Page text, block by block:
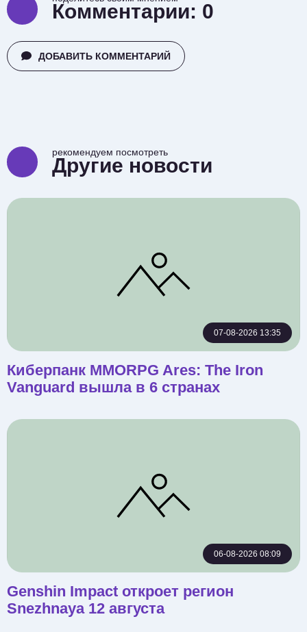
Комментарии: 0
ДОБАВИТЬ КОММЕНТАРИЙ
рекомендуем посмотреть
Другие новости
07-08-2026 13:35
Киберпанк MMORPG Ares: The Iron
Vanguard вышла в 6 странах
06-08-2026 08:09
Genshin Impact откроет регион
Snezhnaya 12 августа